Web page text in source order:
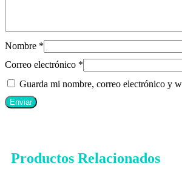
Nombre *
Correo electrónico *
Guarda mi nombre, correo electrónico y
Productos Relacionados